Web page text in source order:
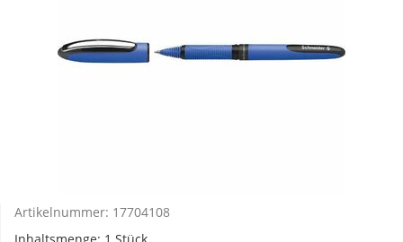
Artikelnummer: 17704108